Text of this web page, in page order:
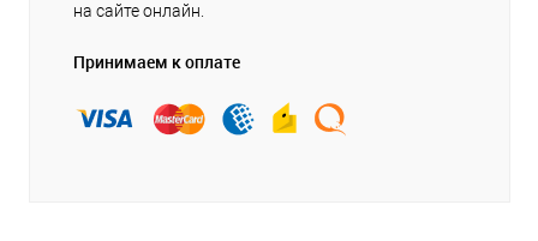
на сайте онлайн.
Принимаем к оплате